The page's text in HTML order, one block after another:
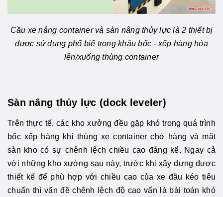
Cầu xe nâng container và sàn nâng thủy lực là 2 thiết bị
được sử dụng phổ biế trong khâu bốc - xếp hàng hóa
lên/xuống thùng container
Sàn nâng thủy lực (dock leveler)
Trên thực tế, các kho xưởng đều gặp khó trong quá trình
bốc xếp hàng khi thùng xe container chở hàng và mặt
sàn kho có sự chênh lệch chiều cao đáng kể. Ngay cả
với những kho xưởng sau này, trước khi xây dựng được
thiết kế để phù hợp với chiều cao của xe đầu kéo tiêu
chuẩn thì vấn đề chênh lệch độ cao vấn là bài toán khó